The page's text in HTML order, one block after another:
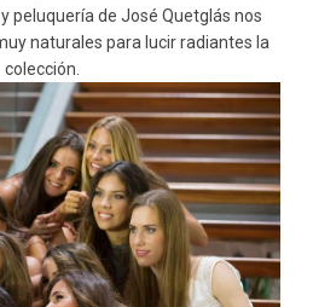
peluquería de José Quetglás nos
naturales para lucir radiantes la
colección.